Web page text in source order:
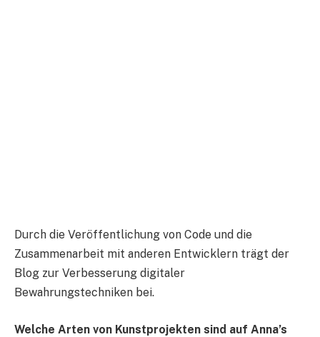
Durch die Veröffentlichung von Code und die
Zusammenarbeit mit anderen Entwicklern trägt der
Blog zur Verbesserung digitaler
Bewahrungstechniken bei.
Welche Arten von Kunstprojekten sind auf Anna’s